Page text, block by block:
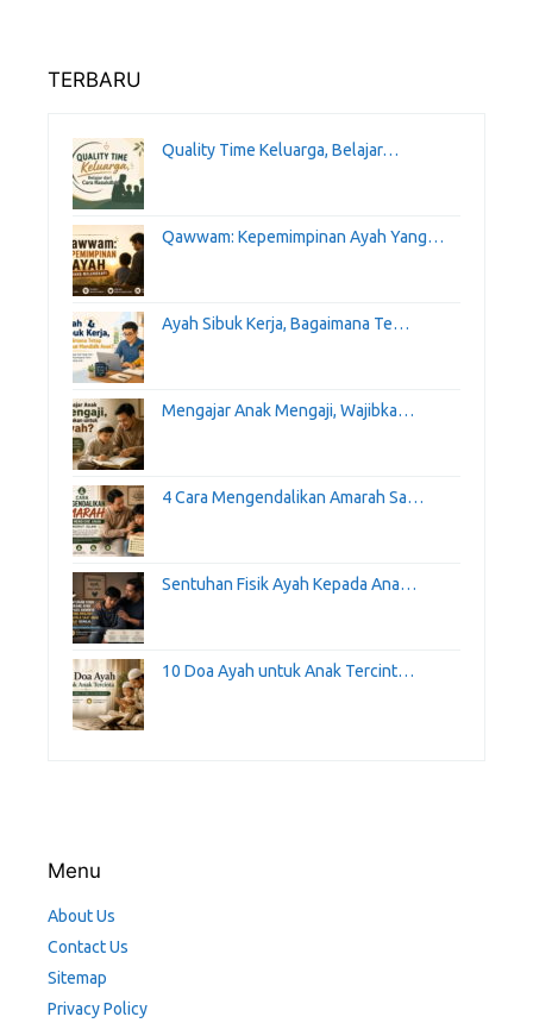
TERBARU
Quality Time Keluarga, Belajar…
Qawwam: Kepemimpinan Ayah Yang…
Ayah Sibuk Kerja, Bagaimana Te…
Mengajar Anak Mengaji, Wajibka…
4 Cara Mengendalikan Amarah Sa…
Sentuhan Fisik Ayah Kepada Ana…
10 Doa Ayah untuk Anak Tercint…
Menu
About Us
Contact Us
Sitemap
Privacy Policy